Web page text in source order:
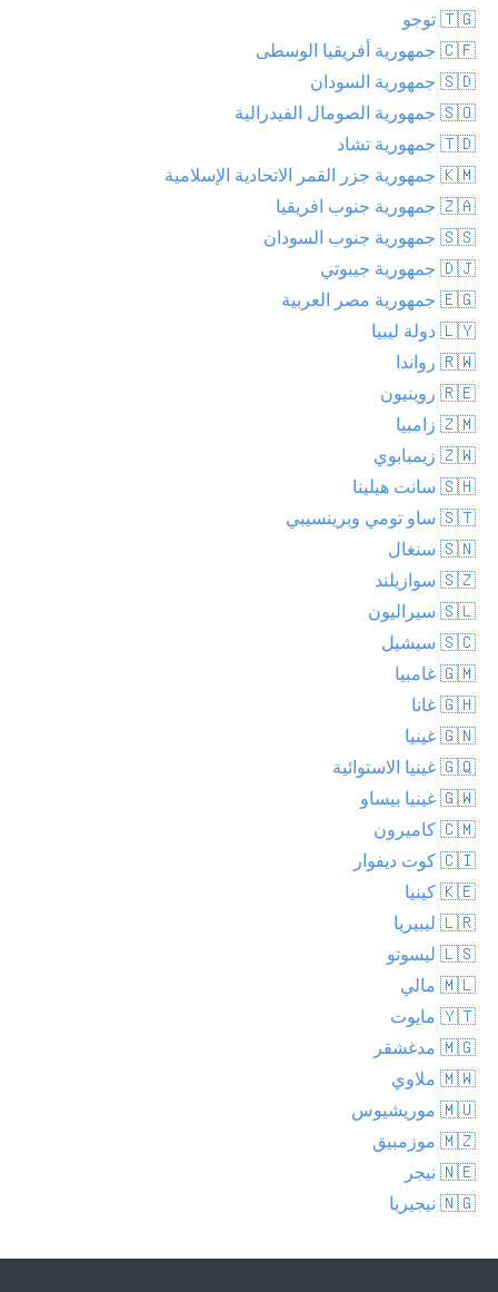
🇹🇬 توجو
🇨🇫 جمهورية أفريقيا الوسطى
🇸🇩 جمهورية السودان
🇸🇴 جمهورية الصومال الفيدرالية
🇹🇩 جمهورية تشاد
🇰🇲 جمهورية جزر القمر الاتحادية الإسلامية
🇿🇦 جمهورية جنوب افريقيا
🇸🇸 جمهورية جنوب السودان
🇩🇯 جمهورية جيبوتي
🇪🇬 جمهورية مصر العربية
🇱🇾 دولة ليبيا
🇷🇼 رواندا
🇷🇪 روينيون
🇿🇲 زامبيا
🇿🇼 زيمبابوي
🇸🇭 سانت هيلينا
🇸🇹 ساو تومي وبرينسيبي
🇸🇳 سنغال
🇸🇿 سوازيلند
🇸🇱 سيراليون
🇸🇨 سيشيل
🇬🇲 غامبيا
🇬🇭 غانا
🇬🇳 غينيا
🇬🇶 غينيا الاستوائية
🇬🇼 غينيا بيساو
🇨🇲 كاميرون
🇨🇮 كوت ديفوار
🇰🇪 كينيا
🇱🇷 ليبيريا
🇱🇸 ليسوتو
🇲🇱 مالي
🇾🇹 مايوت
🇲🇬 مدغشقر
🇲🇼 ملاوي
🇲🇺 موريشيوس
🇲🇿 موزمبيق
🇳🇪 نيجر
🇳🇬 نيجيريا